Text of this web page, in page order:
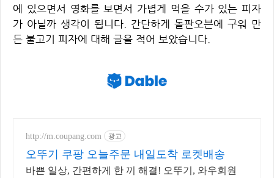
에 있으면서 영화를 보면서 가볍게 먹을 수가 있는 피자
가 아닐까 생각이 됩니다. 간단하게 돌판오븐에 구워 만
든 불고기 피자에 대해 글을 적어 보았습니다.
http://m.coupang.com 광고
오뚜기 쿠팡 오늘주문 내일도착 로켓배송
바쁜 일상, 간편하게 한 끼 해결! 오뚜기, 와우회원